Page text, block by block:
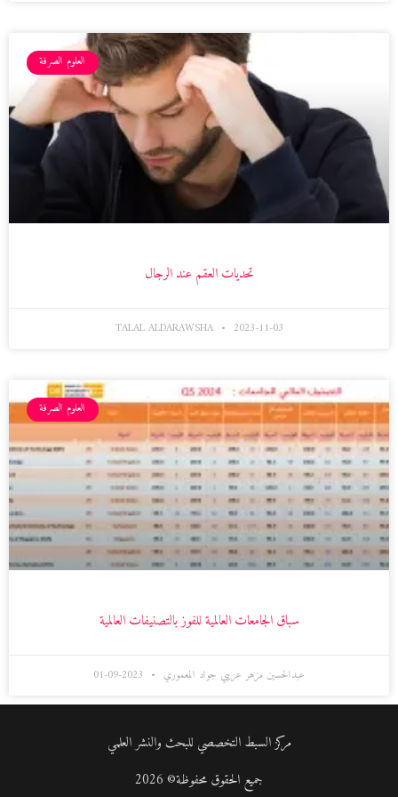
العلوم الصرفة
تحديات العقم عند الرجال
TALAL ALDARAWSHA 2023-11-03
العلوم الصرفة
سباق الجامعات العالمية للفوز بالتصنيفات العالمية
عبدالحسين مزهر عريبي جواد المعموري
مركز السبط التخصصي للبحث والنشر العلمي
جميع الحقوق محفوظة© 2026